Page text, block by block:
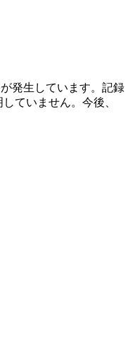
発生しています。記録
ていません。今後、